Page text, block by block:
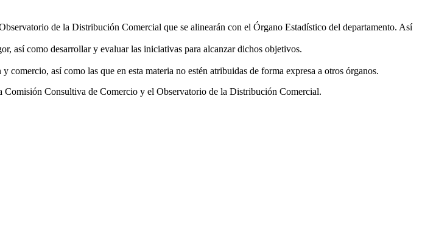
de la Distribución Comercial que se alinearán con el Órgano Estadístico del departamento. Así
así como desarrollar y evaluar las iniciativas para alcanzar dichos objetivos.
así como las que en esta materia no estén atribuidas de forma expresa a otros órganos.
Consultiva de Comercio y el Observatorio de la Distribución Comercial.